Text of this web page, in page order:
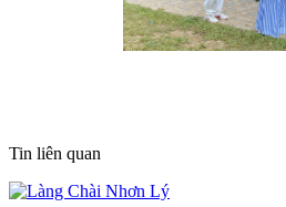
Tin liên quan